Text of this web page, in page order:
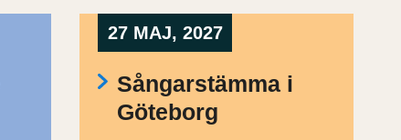
27 MAJ, 2027
Sångarstämma i
Göteborg